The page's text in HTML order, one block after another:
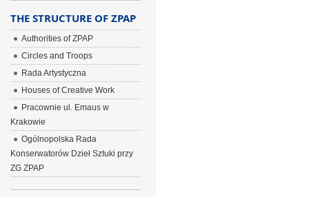
THE STRUCTURE OF ZPAP
Authorities of ZPAP
Circles and Troops
Rada Artystyczna
Houses of Creative Work
Pracownie ul. Emaus w
Krakowie
Ogólnopolska Rada
Konserwatorów Dzieł Sztuki przy
ZG ZPAP